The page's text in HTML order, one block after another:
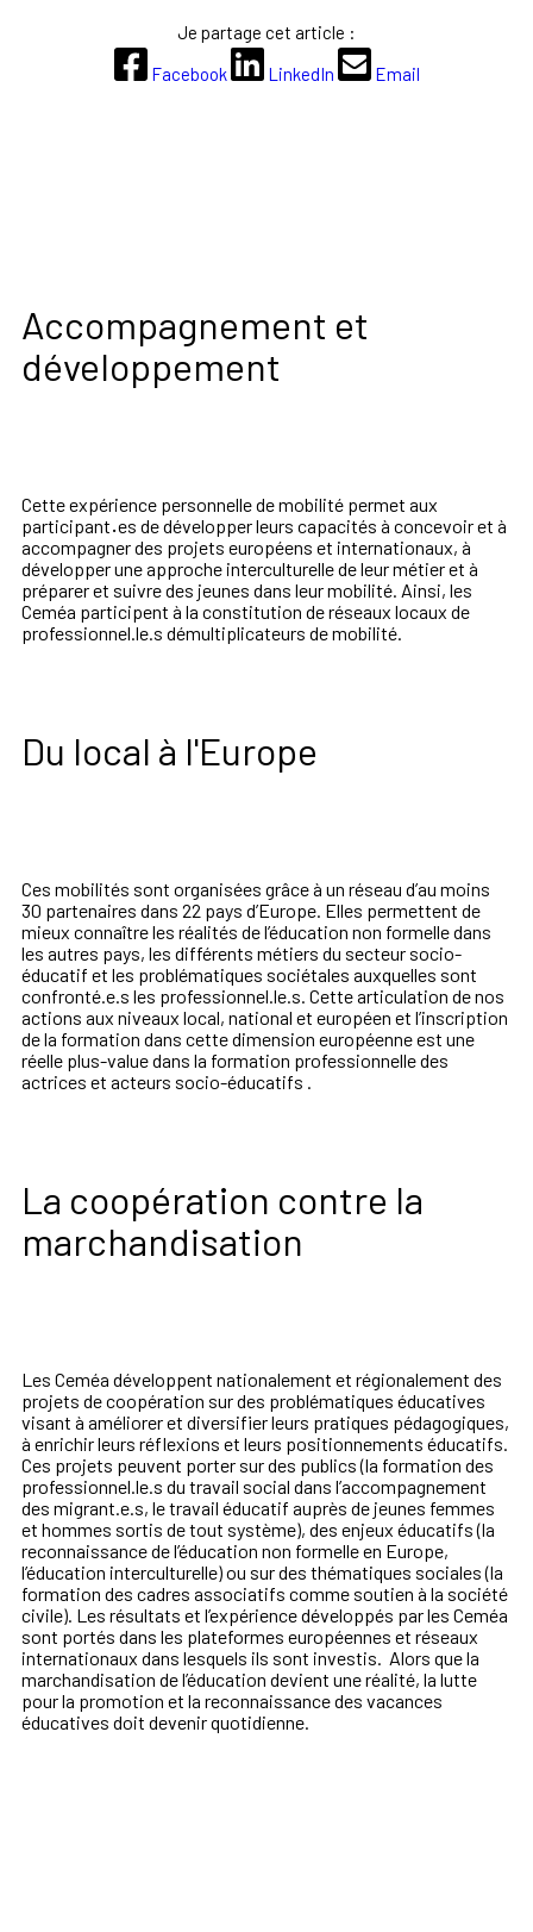
Accompagnement et
développement
Cette expérience personnelle de mobilité permet aux
participant·es de développer leurs capacités à concevoir et à
accompagner des projets européens et internationaux, à
développer une approche interculturelle de leur métier et à
préparer et suivre des jeunes dans leur mobilité. Ainsi, les
Ceméa participent à la constitution de réseaux locaux de
professionnel.le.s démultiplicateurs de mobilité.
Du local à l'Europe
Ces mobilités sont organisées grâce à un réseau d’au moins
30 partenaires dans 22 pays d’Europe. Elles permettent de
mieux connaître les réalités de l’éducation non formelle dans
les autres pays, les différents métiers du secteur socio-
éducatif et les problématiques sociétales auxquelles sont
confronté.e.s les professionnel.le.s. Cette articulation de nos
actions aux niveaux local, national et européen et l’inscription
de la formation dans cette dimension européenne est une
réelle plus-value dans la formation professionnelle des
actrices et acteurs socio-éducatifs .
La coopération contre la
marchandisation
Les Ceméa développent nationalement et régionalement des
projets de coopération sur des problématiques éducatives
visant à améliorer et diversifier leurs pratiques pédagogiques,
à enrichir leurs réflexions et leurs positionnements éducatifs.
Ces projets peuvent porter sur des publics (la formation des
professionnel.le.s du travail social dans l’accompagnement
des migrant.e.s, le travail éducatif auprès de jeunes femmes
et hommes sortis de tout système), des enjeux éducatifs (la
reconnaissance de l’éducation non formelle en Europe,
l’éducation interculturelle) ou sur des thématiques sociales (la
formation des cadres associatifs comme soutien à la société
civile). Les résultats et l’expérience développés par les Ceméa
sont portés dans les plateformes européennes et réseaux
internationaux dans lesquels ils sont investis. ‌ Alors que la
marchandisation de l’éducation devient une réalité, la lutte
pour la promotion et la reconnaissance des vacances
éducatives doit devenir quotidienne.
Je partage cet article :
Facebook
LinkedIn Email